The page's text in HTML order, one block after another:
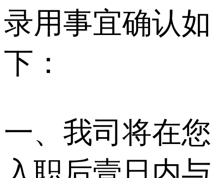
录用事宜确认如
下：
一、我司将在您